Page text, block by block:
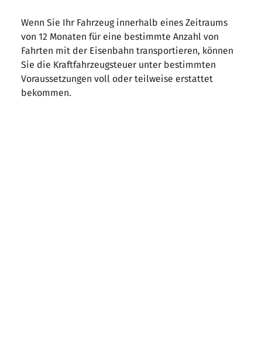
Wenn Sie Ihr Fahrzeug innerhalb eines Zeitraums
von 12 Monaten für eine bestimmte Anzahl von
Fahrten mit der Eisenbahn transportieren, können
Sie die Kraftfahrzeugsteuer unter bestimmten
Voraussetzungen voll oder teilweise erstattet
bekommen.